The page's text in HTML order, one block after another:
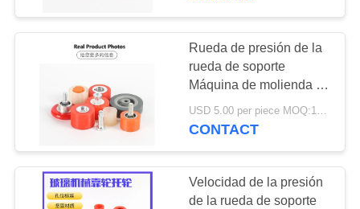
NOTICIAS
SOLICITAR
UNA
COTIZACIÓN
MAPA
El lanzador
universal
10
Rueda de presión de la
rueda de soporte
Máquina de molienda de
vidrio de cuatro lados
CONTACT
Velocidad de la presión
de la rueda de soporte